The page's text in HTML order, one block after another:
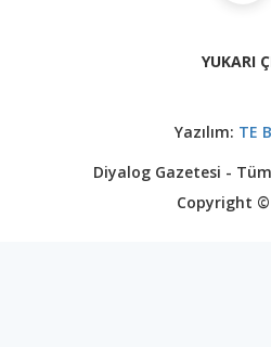
YUKARI
Yazılım: TE
Diyalog Gazetesi - Tüm
Copyright ©